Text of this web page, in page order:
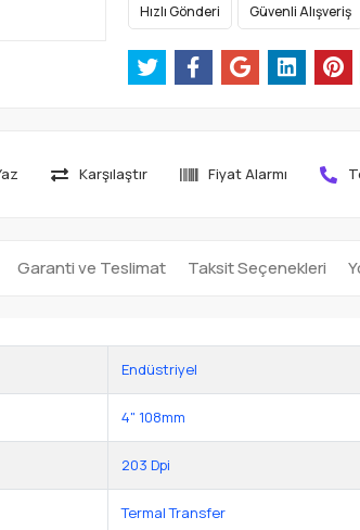
Hızlı Gönderi Güvenli Alışveriş
Karşılaştır Fiyat Alarmı
Garanti ve Teslimat Taksit Seçenekleri
Endüstriyel
4" 108mm
203 Dpi
Termal Transfer